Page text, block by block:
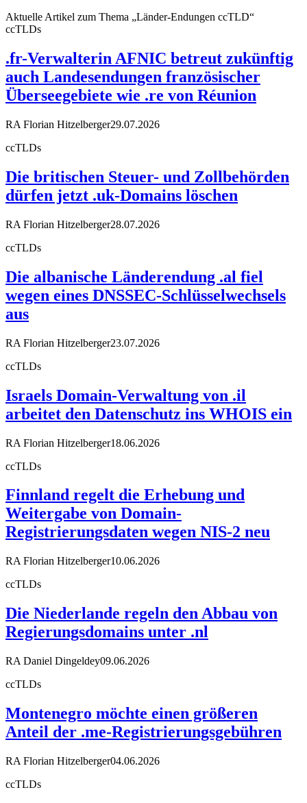
Aktuelle Artikel zum Thema „Länder-Endungen ccTLD“
ccTLDs
.fr-Verwalterin AFNIC betreut zukünftig
auch Landesendungen französischer
Überseegebiete wie .re von Réunion
RA Florian Hitzelberger29.07.2026
ccTLDs
Die britischen Steuer- und Zollbehörden
dürfen jetzt .uk-Domains löschen
RA Florian Hitzelberger28.07.2026
ccTLDs
Die albanische Länderendung .al fiel
wegen eines DNSSEC-Schlüsselwechsels
aus
RA Florian Hitzelberger23.07.2026
ccTLDs
Israels Domain-Verwaltung von .il
arbeitet den Datenschutz ins WHOIS ein
RA Florian Hitzelberger18.06.2026
ccTLDs
Finnland regelt die Erhebung und
Weitergabe von Domain-
Registrierungsdaten wegen NIS-2 neu
RA Florian Hitzelberger10.06.2026
ccTLDs
Die Niederlande regeln den Abbau von
Regierungsdomains unter .nl
RA Daniel Dingeldey09.06.2026
ccTLDs
Montenegro möchte einen größeren
Anteil der .me-Registrierungsgebühren
RA Florian Hitzelberger04.06.2026
ccTLDs